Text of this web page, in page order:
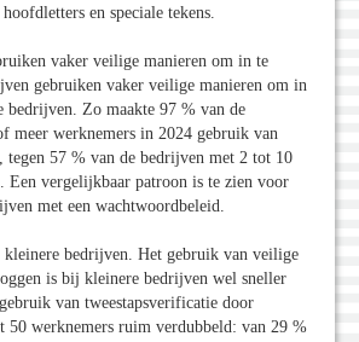
en speciale tekens.
vaker veilige manieren om in te
gebruiken vaker veilige manieren om in
bedrijven. Zo maakte 97 % van de
meer werknemers in 2024 gebruik van
tegen 57 % van de bedrijven met 2 tot 10
Een vergelijkbaar patroon is te zien voor
met een wachtwoordbeleid.
bedrijven. Het gebruik van veilige
is bij kleinere bedrijven wel sneller
van tweestapsverificatie door
50 werknemers ruim verdubbeld: van 29 %